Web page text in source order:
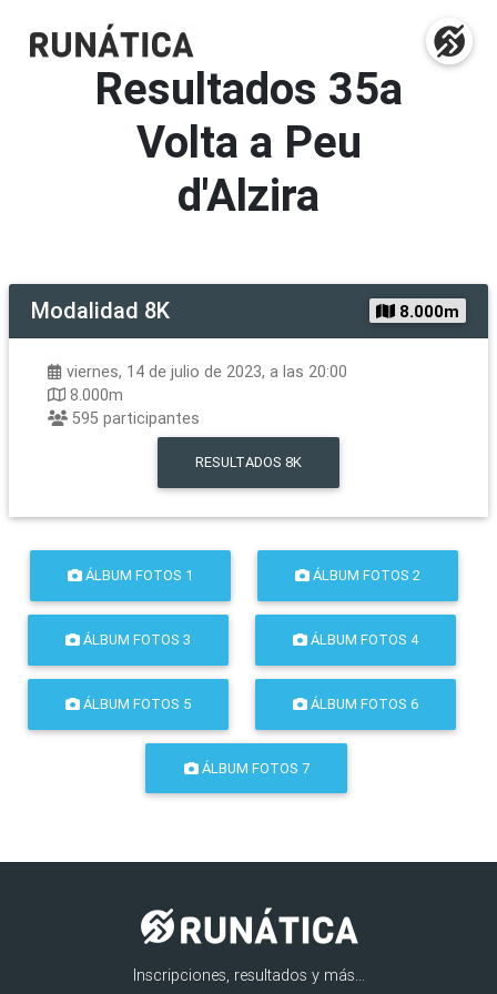
Resultados 35a
Volta a Peu
d'Alzira
Modalidad 8K 8.000m
viernes, 14 de julio de 2023, a las 20:00
8.000m
595 participantes
RESULTADOS 8K
ÁLBUM FOTOS 1 ÁLBUM FOTOS 2
ÁLBUM FOTOS 3 ÁLBUM FOTOS 4
ÁLBUM FOTOS 5 ÁLBUM FOTOS 6
ÁLBUM FOTOS 7
Inscripciones, resultados y más...